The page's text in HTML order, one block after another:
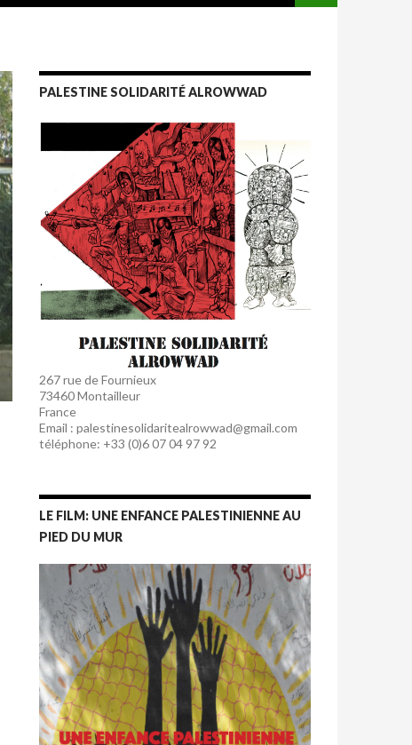
PALESTINE SOLIDARITÉ ALROWWAD
267 rue de Fournieux
73460 Montailleur
France
Email : palestinesolidaritealrowwad@gmail.com
téléphone: +33 (0)6 07 04 97 92
LE FILM: UNE ENFANCE PALESTINIENNE AU
PIED DU MUR